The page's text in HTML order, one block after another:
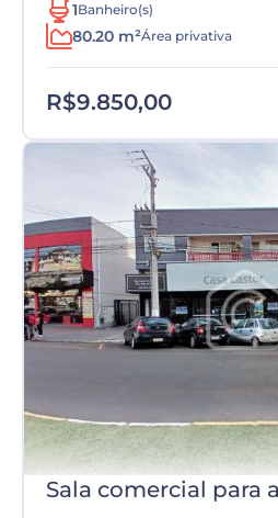
1Banheiro(s)
80.20 m²Área privativa
R$9.850,00
Sala comercial para